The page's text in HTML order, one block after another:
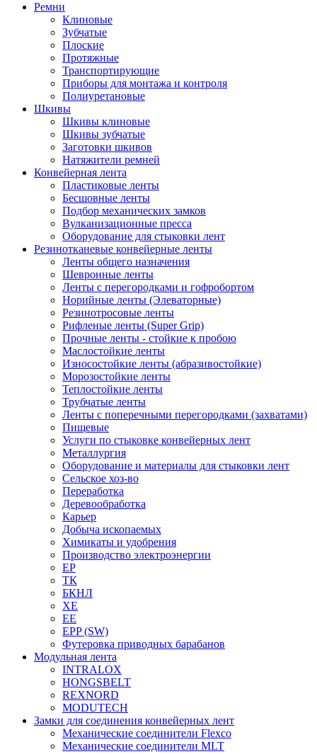
Ремни
Клиновые
Зубчатые
Плоские
Протяжные
Транспортирующие
Приборы для монтажа и контроля
Полиуретановые
Шкивы
Шкивы клиновые
Шкивы зубчатые
Заготовки шкивов
Натяжители ремней
Конвейерная лента
Пластиковые ленты
Бесшовные ленты
Подбор механических замков
Вулканизационные пресса
Оборудование для стыковки лент
Резинотканевые конвейерные ленты
Ленты общего назначения
Шевронные ленты
Ленты с перегородками и гофробортом
Норийные ленты (Элеваторные)
Резинотросовые ленты
Рифленые ленты (Super Grip)
Прочные ленты - стойкие к пробою
Маслостойкие ленты
Износостойкие ленты (абразивостойкие)
Морозостойкие ленты
Теплостойкие ленты
Трубчатые ленты
Ленты с поперечными перегородками (захватами)
Пищевые
Услуги по стыковке конвейерных лент
Металлургия
Оборудование и материалы для стыковки лент
Сельское хоз-во
Переработка
Деревообработка
Карьер
Добыча ископаемых
Химикаты и удобрения
Производство электроэнергии
EP
ТК
БКНЛ
XE
EE
EPP (SW)
Футеровка приводных барабанов
Модульная лента
INTRALOX
HONGSBELT
REXNORD
MODUTECH
Замки для соединения конвейерных лент
Механические соединители Flexco
Механические соединители MLT